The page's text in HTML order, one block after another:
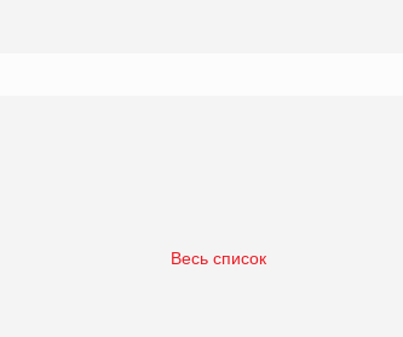
Весь список